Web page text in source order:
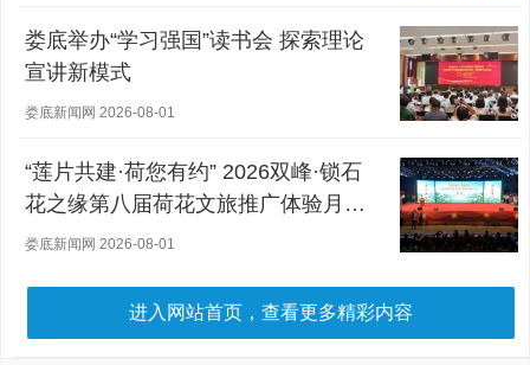
娄底举办“学习强国”读书会 探索理论
宣讲新模式
娄底新闻网 2026-08-01
“莲片共建·荷您有约” 2026双峰·锁石
花之缘第八届荷花文旅推广体验月盛
大开幕
娄底新闻网 2026-08-01
进入网站首页，查看更多精彩内容